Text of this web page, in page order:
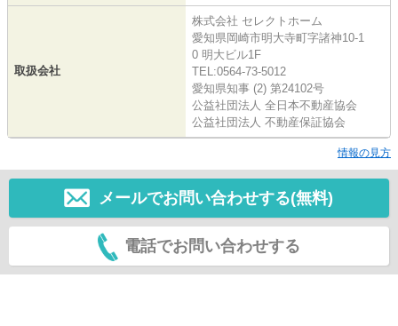
取扱会社
株式会社 セレクトホーム
愛知県岡崎市明大寺町字諸神10-1
0 明大ビル1F
TEL:0564-73-5012
愛知県知事 (2) 第24102号
公益社団法人 全日本不動産協会
公益社団法人 不動産保証協会
情報の見方
メールでお問い合わせする(無料)
電話でお問い合わせする